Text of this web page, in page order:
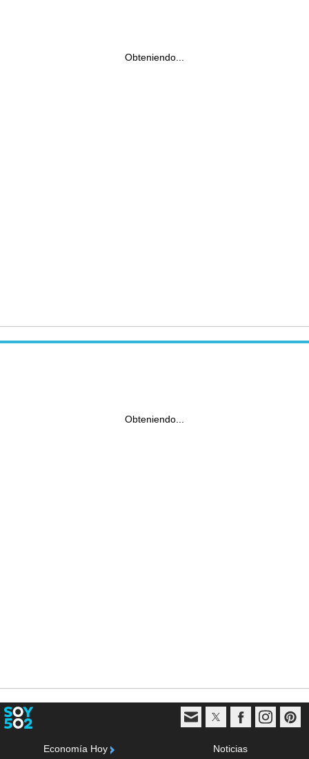
Obteniendo...
Obteniendo...
Economía Hoy Noticias